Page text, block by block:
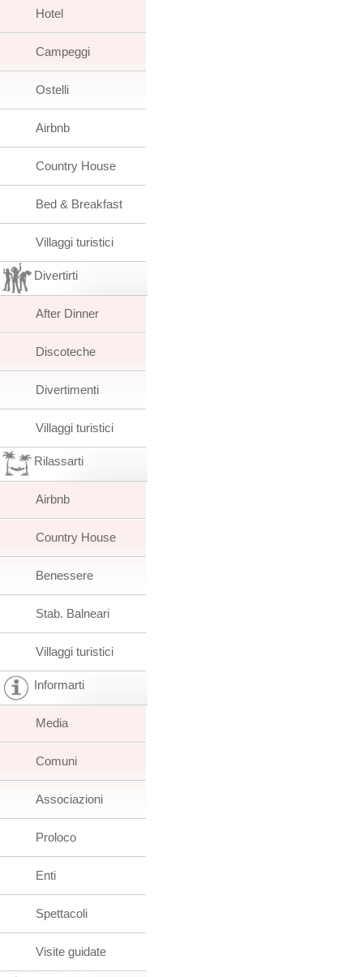
Hotel
Campeggi
Ostelli
Airbnb
Country House
Bed & Breakfast
Villaggi turistici
Divertirti
After Dinner
Discoteche
Divertimenti
Villaggi turistici
Rilassarti
Airbnb
Country House
Benessere
Stab. Balneari
Villaggi turistici
Informarti
Media
Comuni
Associazioni
Proloco
Enti
Spettacoli
Visite guidate